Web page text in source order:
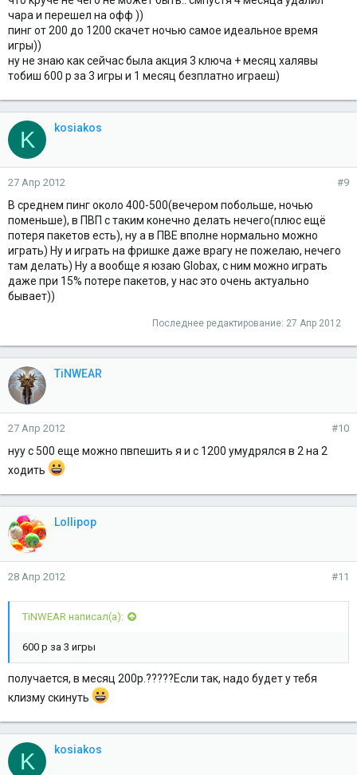
чара и перешел на офф ))
пинг от 200 до 1200 скачет ночью самое идеальное время
игры))
ну не знаю как сейчас была акция 3 ключа + месяц халявы
тобиш 600 р за 3 игры и 1 месяц безплатно играеш)
K kosiakos
27 Апр 2012 #9
В среднем пинг около 400-500(вечером побольше, ночью
поменьше), в ПВП с таким конечно делать нечего(плюс ещё
потеря пакетов есть), ну а в ПВЕ вполне нормально можно
играть) Ну и играть на фришке даже врагу не пожелаю, нечего
там делать) Ну а вообще я юзаю Globax, с ним можно играть
даже при 15% потере пакетов, у нас это очень актуально
бывает))
Последнее редактирование: 27 Апр 2012
TiNWEAR
27 Апр 2012 #10
нуу с 500 еще можно пвпешить я и с 1200 умудрялся в 2 на 2
ходить
Lollipop
28 Апр 2012 #11
TiNWEAR написал(а):
600 р за 3 игры
получается, в месяц 200р.?????Если так, надо будет у тебя
клизму скинуть
K kosiakos